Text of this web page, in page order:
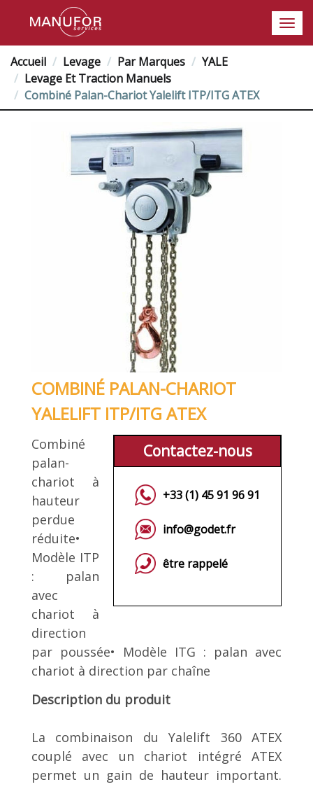
Accueil Levage Par Marques
YALE
Levage Et Traction Manuels
Combiné Palan-Chariot Yalelift ITP/ITG ATEX
COMBINÉ PALAN-CHARIOT
YALELIFT ITP/ITG ATEX
Contactez-nous
+33 (1) 45 91 96 91
info@godet.fr
être rappelé
Combiné
palan-
chariot à
hauteur
perdue
réduite•
Modèle ITP
: palan
avec
chariot à
direction
par poussée• Modèle ITG : palan avec
chariot à direction par chaîne
Description du produit
La combinaison du Yalelift 360 ATEX
couplé avec un chariot intégré ATEX
permet un gain de hauteur important.